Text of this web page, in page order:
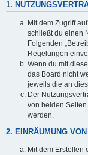
1.
Mit dem Zugriff
schließt du einen
Folgenden
Regelungen
Wenn du mit
das Board nicht
jeweils die an
Der
von beiden
werden.
2. EINRÄUMUNG
Mit dem Erstellen